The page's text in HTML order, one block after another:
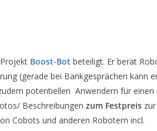
Boost-Bot beteiligt. Er berät
(gerade bei Bankgesprächen kann
potentiellen Anwendern für einen
Beschreibungen zum Festpreis
Cobots und anderen Robotern incl.